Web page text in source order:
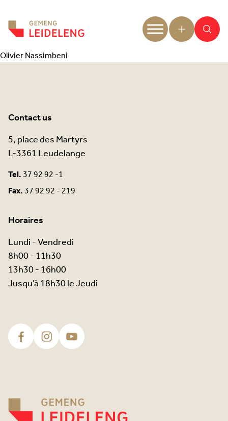
Olivier Nassimbeni
Contact us
5, place des Martyrs
L-3361 Leudelange
Tel.37 92 92 -1
Fax.37 92 92 - 219
Horaires
Lundi - Vendredi
8h00 - 11h30
13h30 - 16h00
Jusqu’à 18h30 le Jeudi